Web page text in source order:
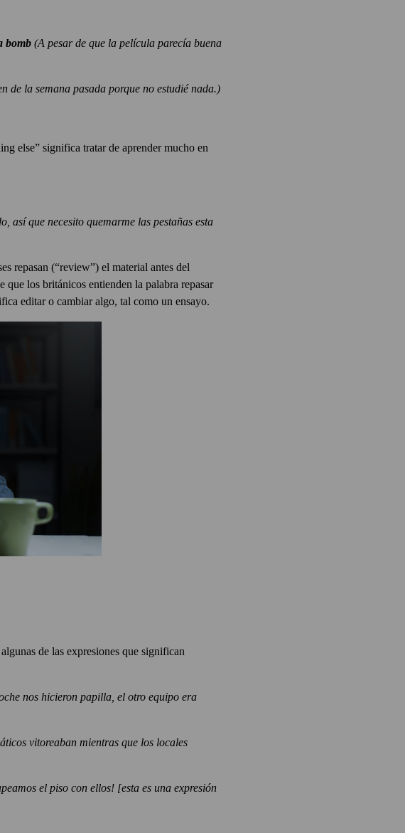
bomb (A pesar de que la película parecía buena
de la semana pasada porque no estudié nada.)
else” significa tratar de aprender mucho en
así que necesito quemarme las pestañas esta
repasan (“review”) el material antes del
que los británicos entienden la palabra repasar
editar o cambiar algo, tal como un ensayo.
de las expresiones que significan
nos hicieron papilla, el otro equipo era
vitoreaban mientras que los locales
el piso con ellos! [esta es una expresión